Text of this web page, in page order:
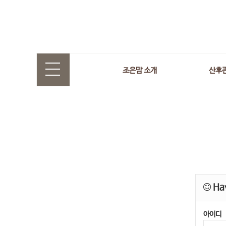
조은맘 소개 산후
아이디